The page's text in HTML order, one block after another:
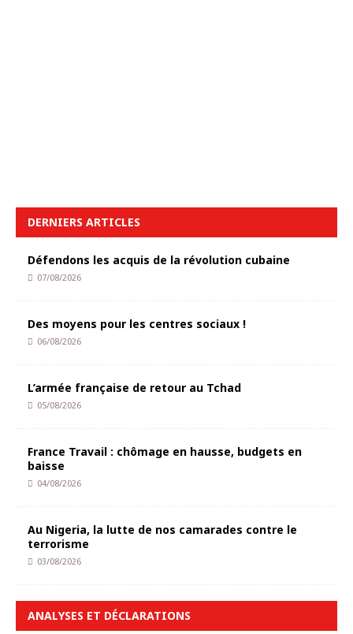
DERNIERS ARTICLES
Défendons les acquis de la révolution cubaine
07/08/2026
Des moyens pour les centres sociaux !
06/08/2026
L’armée française de retour au Tchad
05/08/2026
France Travail : chômage en hausse, budgets en
baisse
04/08/2026
Au Nigeria, la lutte de nos camarades contre le
terrorisme
03/08/2026
ANALYSES ET DÉCLARATIONS